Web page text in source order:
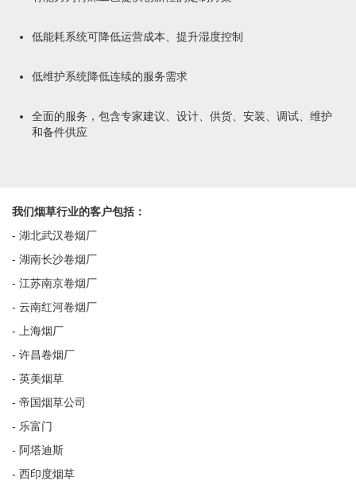
低能耗系统可降低运营成本、提升湿度控制
低维护系统降低连续的服务需求
全面的服务，包含专家建议、设计、供货、安装、调试、维护
和备件供应
我们烟草行业的客户包括：
- 湖北武汉卷烟厂
- 湖南长沙卷烟厂
- 江苏南京卷烟厂
- 云南红河卷烟厂
- 上海烟厂
- 许昌卷烟厂
- 英美烟草
- 帝国烟草公司
- 乐富门
- 阿塔迪斯
- 西印度烟草